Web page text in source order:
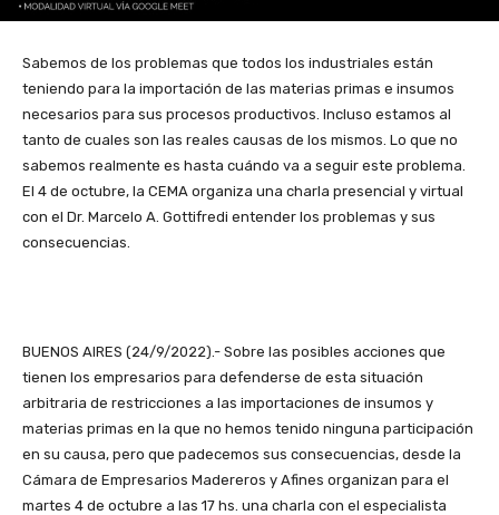
Sabemos de los problemas que todos los industriales están
teniendo para la importación de las materias primas e insumos
necesarios para sus procesos productivos. Incluso estamos al
tanto de cuales son las reales causas de los mismos. Lo que no
sabemos realmente es hasta cuándo va a seguir este problema.
El 4 de octubre, la CEMA organiza una charla presencial y virtual
con el Dr. Marcelo A. Gottifredi entender los problemas y sus
consecuencias.
BUENOS AIRES (24/9/2022).- Sobre las posibles acciones que
tienen los empresarios para defenderse de esta situación
arbitraria de restricciones a las importaciones de insumos y
materias primas en la que no hemos tenido ninguna participación
en su causa, pero que padecemos sus consecuencias, desde la
Cámara de Empresarios Madereros y Afines organizan para el
martes 4 de octubre a las 17 hs. una charla con el especialista